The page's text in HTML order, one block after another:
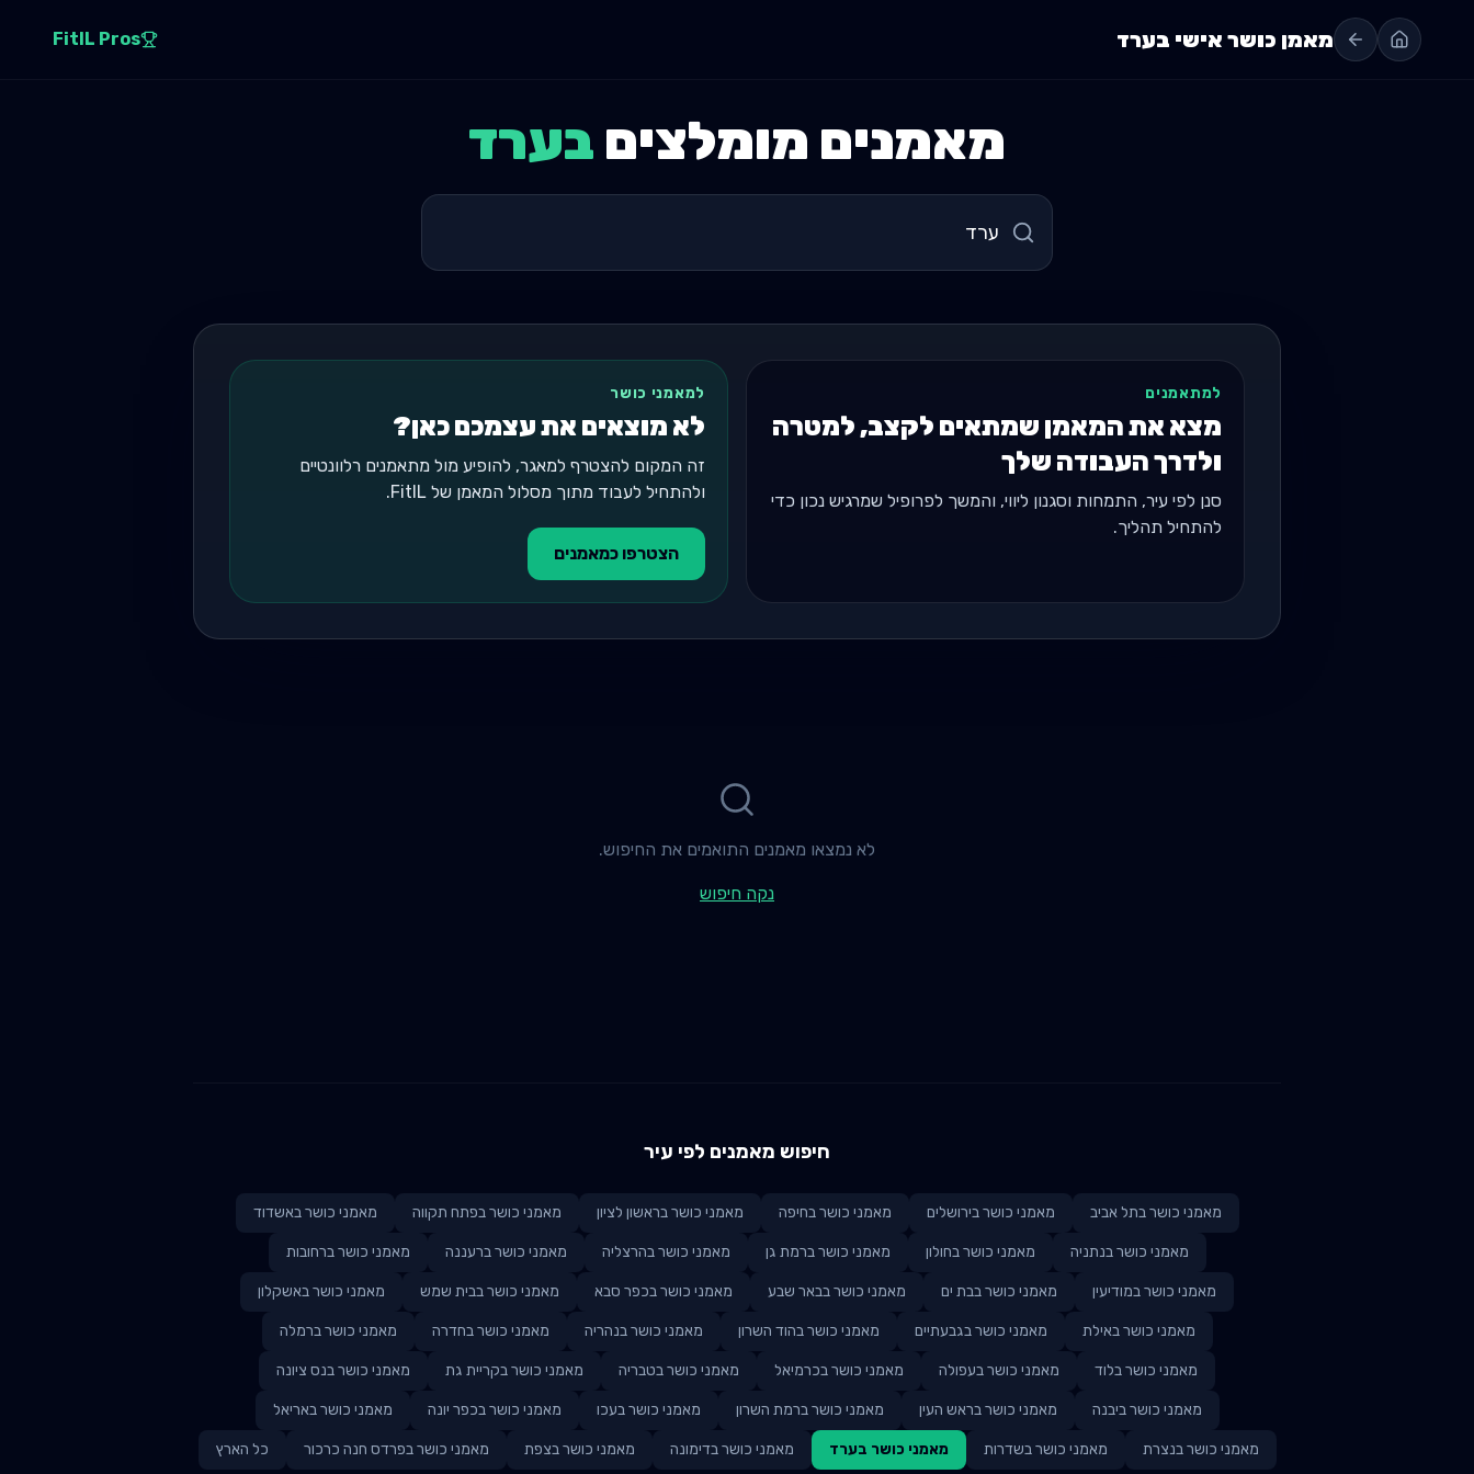
מאמן כושר אישי בערד FitIL Pros
מאמנים מומלצים בערד
למתאמנים
מצא את המאמן שמתאים לקצב, למטרה
ולדרך העבודה שלך
סנן לפי עיר, התמחות וסגנון ליווי, והמשך לפרופיל שמרגיש נכון כדי
להתחיל תהליך.
למאמני כושר
לא מוצאים את עצמכם כאן?
זה המקום להצטרף למאגר, להופיע מול מתאמנים רלוונטיים
ולהתחיל לעבוד מתוך מסלול המאמן של FitIL.
הצטרפו כמאמנים
לא נמצאו מאמנים התואמים את החיפוש.
נקה חיפוש
חיפוש מאמנים לפי עיר
מאמני כושר בתל אביב מאמני כושר בירושלים מאמני כושר בחיפה מאמני כושר בראשון לציון מאמני כושר בפתח תקווה מאמני כושר באשדוד
מאמני כושר בנתניה מאמני כושר בחולון מאמני כושר ברמת גן מאמני כושר בהרצליה מאמני כושר ברעננה מאמני כושר ברחובות
מאמני כושר במודיעין מאמני כושר בבת ים מאמני כושר בבאר שבע מאמני כושר בכפר סבא מאמני כושר בבית שמש מאמני כושר באשקלון
מאמני כושר באילת מאמני כושר בגבעתיים מאמני כושר בהוד השרון מאמני כושר בנהריה מאמני כושר בחדרה מאמני כושר ברמלה
מאמני כושר בלוד מאמני כושר בעפולה מאמני כושר בכרמיאל מאמני כושר בטבריה מאמני כושר בקריית גת מאמני כושר בנס ציונה
מאמני כושר ביבנה מאמני כושר בראש העין מאמני כושר ברמת השרון מאמני כושר בעכו מאמני כושר בכפר יונה מאמני כושר באריאל
מאמני כושר בנצרת מאמני כושר בשדרות מאמני כושר בערד מאמני כושר בדימונה מאמני כושר בצפת מאמני כושר בפרדס חנה כרכור כל הארץ